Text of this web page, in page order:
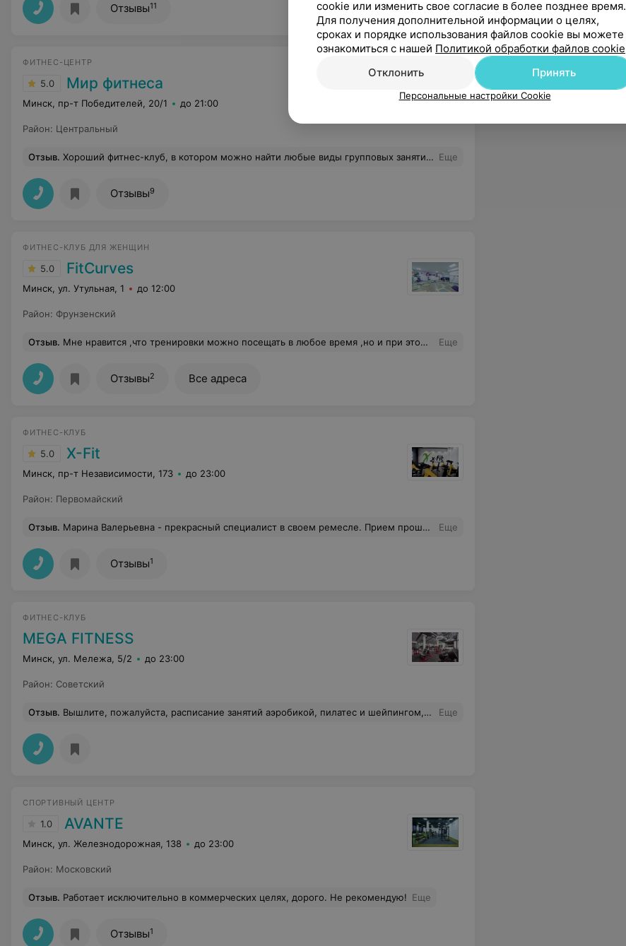
Отзывы11
ФИТНЕС-ЦЕНТР
5.0 Мир фитнеса
Минск, пр-т Победителей, 20/1 до 21:00
Район: Центральный
Отзыв. Хороший фитнес-клуб, в котором можно найти любые виды групповых занятий, включая такие не особо распространенные как сайкл. Отличный тренажерный зал. Неплохая, но небольшая аква-зона. Прекрасный вариант как эффективно занять целый день с пользой Еще
Отзывы9
ФИТНЕС-КЛУБ ДЛЯ ЖЕНЩИН
5.0 FitCurves
Минск, ул. Утульная, 1 до 12:00
Район: Фрунзенский
Отзыв. Мне нравится ,что тренировки можно посещать в любое время ,но и при этом тренер всегда будет рядом и поможет. Здесь очень комфортно, атмосфера клуба к себе располагает: люди ,программа тренировок ,да и просто улыбки. Каждый месяц здесь проходят измерения ,и ,когда я вижу заветную цифру ,меня это сильнее мотивирует , хочется больше работать, тренироваться ещё усерднее! Спасибо Вам! Еще
Отзывы2 Все адреса
ФИТНЕС-КЛУБ
5.0 X-Fit
Минск, пр-т Независимости, 173 до 23:00
Район: Первомайский
Отзыв. Марина Валерьевна - прекрасный специалист в своем ремесле. Прием прошел прекрасно, эффективно, продуктивно. Похудел на 8 кг. Еще
Отзывы1
ФИТНЕС-КЛУБ
MEGA FITNESS
Минск, ул. Мележа, 5/2 до 23:00
Район: Советский
Отзыв. Вышлите, пожалуйста, расписание занятий аэробикой, пилатес и шейпингом, тренажёрный зал, а также цены на абонементы на email: pretty8korsak@mail.ru. Заранее благодарна. Еще
СПОРТИВНЫЙ ЦЕНТР
1.0 AVANTE
Минск, ул. Железнодорожная, 138 до 23:00
Район: Московский
Отзыв. Работает исключительно в коммерческих целях, дорого. Не рекомендую! Еще
Отзывы1
cookie или изменить свое согласие в более позднее время.
Для получения дополнительной информации о целях,
сроках и порядке использования файлов cookie вы можете
ознакомиться с нашей Политикой обработки файлов cookie
Отклонить
Принять
Персональные настройки Cookie